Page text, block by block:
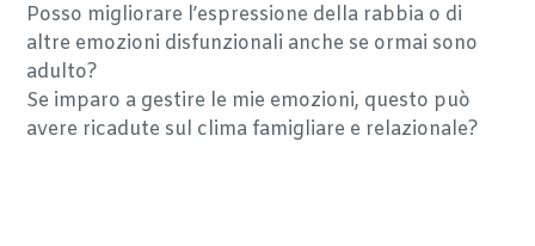
Posso migliorare l’espressione della rabbia o di
altre emozioni disfunzionali anche se ormai sono
adulto?
Se imparo a gestire le mie emozioni, questo può
avere ricadute sul clima famigliare e relazionale?